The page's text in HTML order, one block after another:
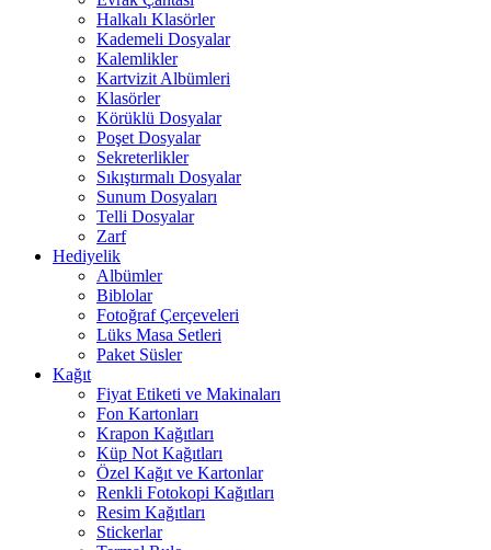
Halkalı Klasörler
Kademeli Dosyalar
Kalemlikler
Kartvizit Albümleri
Klasörler
Körüklü Dosyalar
Poşet Dosyalar
Sekreterlikler
Sıkıştırmalı Dosyalar
Sunum Dosyaları
Telli Dosyalar
Zarf
Hediyelik
Albümler
Biblolar
Fotoğraf Çerçeveleri
Lüks Masa Setleri
Paket Süsler
Kağıt
Fiyat Etiketi ve Makinaları
Fon Kartonları
Krapon Kağıtları
Küp Not Kağıtları
Özel Kağıt ve Kartonlar
Renkli Fotokopi Kağıtları
Resim Kağıtları
Stickerlar